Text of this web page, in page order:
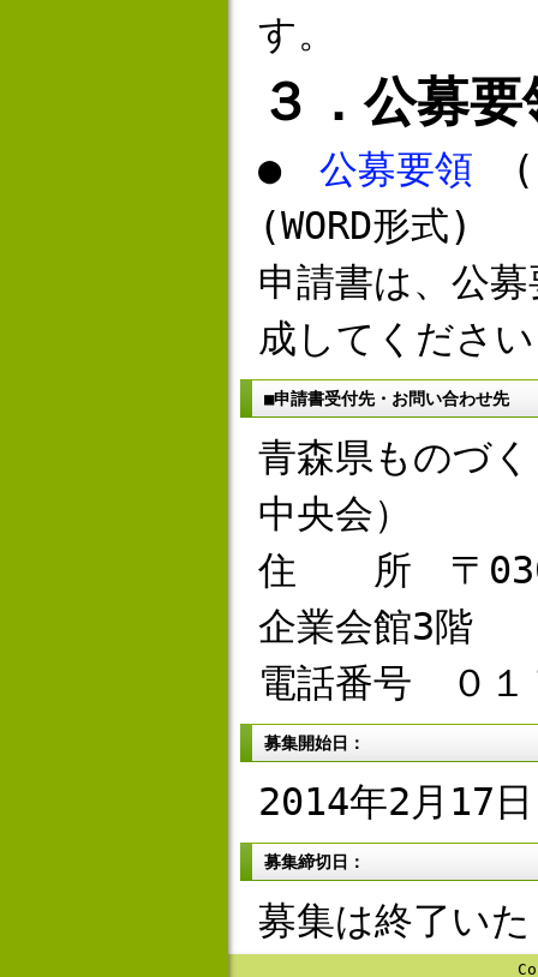
す。
３．公募
● 公募要領
(WORD形式)
申請書は、公
成してくださ
■申請書受付先・お問い合わせ先
青森県ものづ
中央会）
住 所 〒
企業会館3階
電話番号 ０１
募集開始日：
2014年2月17
募集締切日：
募集は終了い